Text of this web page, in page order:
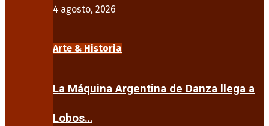
4 agosto, 2026
Arte & Historia
La Máquina Argentina de Danza llega a
Lobos…